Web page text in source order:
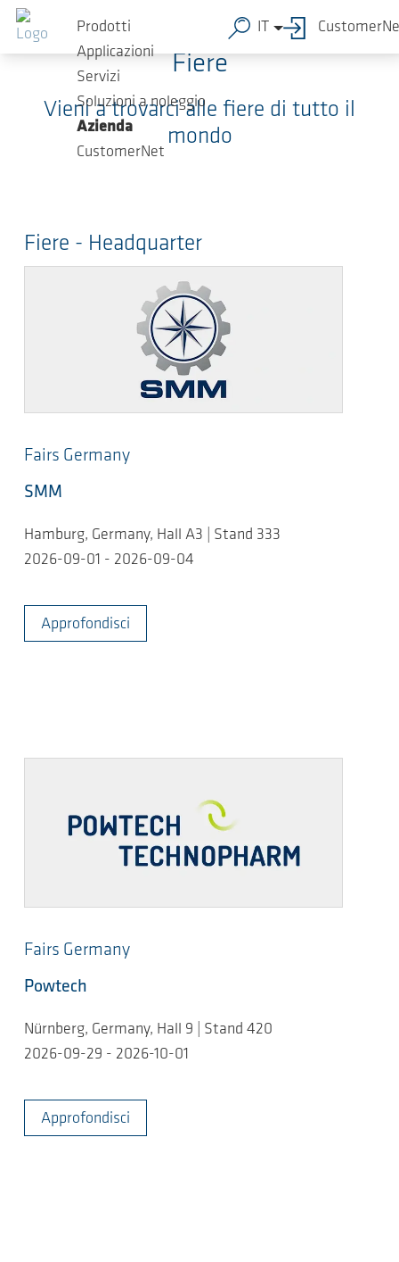
Salta al contenuto principale
Prodotti
Applicazioni
Servizi
Soluzioni a noleggio
Azienda
CustomerNet
IT
Fiere
Vieni a trovarci alle fiere di tutto il
mondo
Fiere - Headquarter
Fairs Germany
SMM
Hamburg, Germany, Hall A3 | Stand 333
2026-09-01 - 2026-09-04
Approfondisci
Fairs Germany
Powtech
Nürnberg, Germany, Hall 9 | Stand 420
2026-09-29 - 2026-10-01
Approfondisci